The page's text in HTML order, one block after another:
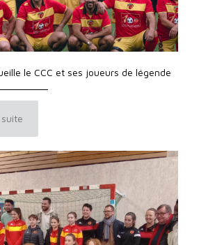
le CCC et ses joueurs de légende